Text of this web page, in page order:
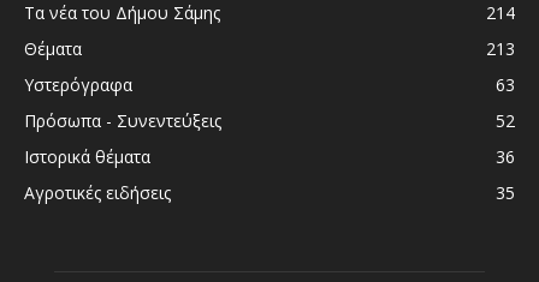
Τα νέα του Δήμου Σάμης
214
Θέματα
213
Υστερόγραφα
63
Πρόσωπα - Συνεντεύξεις
52
Ιστορικά θέματα
36
Αγροτικές ειδήσεις
35